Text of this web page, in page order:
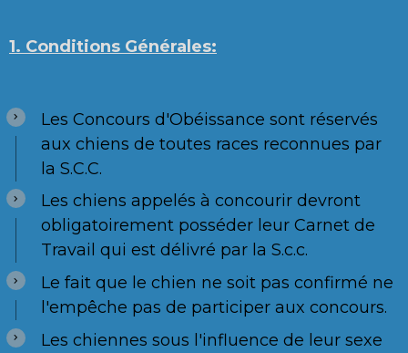
1. Conditions Générales:
Les Concours d'Obéissance sont réservés
aux chiens de toutes races reconnues par
la S.C.C.
Les chiens appelés à concourir devront
obligatoirement posséder leur Carnet de
Travail qui est délivré par la S.c.c.
Le fait que le chien ne soit pas confirmé ne
l'empêche pas de participer aux concours.
Les chiennes sous l'influence de leur sexe